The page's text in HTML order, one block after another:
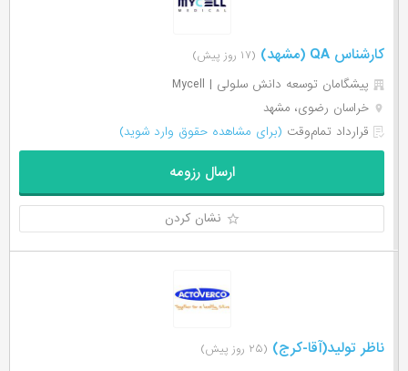
کارشناس QA (مشهد) (۱۷ روز پیش)
پیشگامان توسعه دانش سلولی | Mycell
خراسان رضوی، مشهد
قرارداد تمام‌وقت (برای مشاهده حقوق وارد شوید)
ارسال رزومه
نشان کردن
ناظر تولید(آقا-کرج) (۲۵ روز پیش)